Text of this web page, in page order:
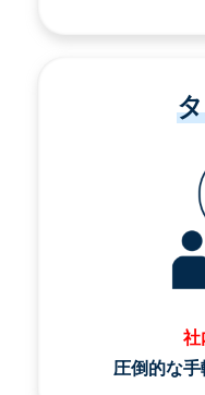
社
圧倒的な手